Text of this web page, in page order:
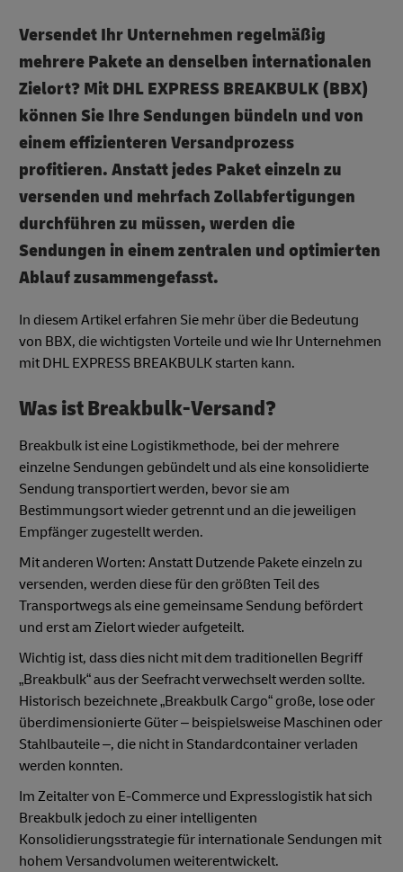
Versendet Ihr Unternehmen regelmäßig
mehrere Pakete an denselben internationalen
Zielort? Mit DHL EXPRESS BREAKBULK (BBX)
können Sie Ihre Sendungen bündeln und von
einem effizienteren Versandprozess
profitieren. Anstatt jedes Paket einzeln zu
versenden und mehrfach Zollabfertigungen
durchführen zu müssen, werden die
Sendungen in einem zentralen und optimierten
Ablauf zusammengefasst.
In diesem Artikel erfahren Sie mehr über die Bedeutung
von BBX, die wichtigsten Vorteile und wie Ihr Unternehmen
mit DHL EXPRESS BREAKBULK starten kann.
Was ist Breakbulk-Versand?
Breakbulk ist eine Logistikmethode, bei der mehrere
einzelne Sendungen gebündelt und als eine konsolidierte
Sendung transportiert werden, bevor sie am
Bestimmungsort wieder getrennt und an die jeweiligen
Empfänger zugestellt werden.
Mit anderen Worten: Anstatt Dutzende Pakete einzeln zu
versenden, werden diese für den größten Teil des
Transportwegs als eine gemeinsame Sendung befördert
und erst am Zielort wieder aufgeteilt.
Wichtig ist, dass dies nicht mit dem traditionellen Begriff
„Breakbulk“ aus der Seefracht verwechselt werden sollte.
Historisch bezeichnete „Breakbulk Cargo“ große, lose oder
überdimensionierte Güter – beispielsweise Maschinen oder
Stahlbauteile –, die nicht in Standardcontainer verladen
werden konnten.
Im Zeitalter von E-Commerce und Expresslogistik hat sich
Breakbulk jedoch zu einer intelligenten
Konsolidierungsstrategie für internationale Sendungen mit
hohem Versandvolumen weiterentwickelt.